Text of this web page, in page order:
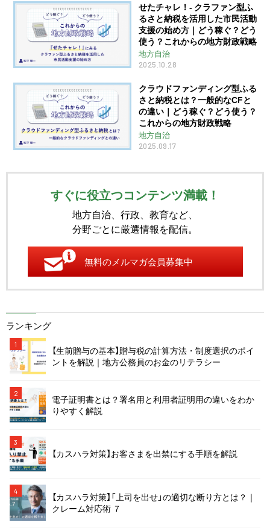
せたチャレ！- クラファン型ふ
るさと納税を活用した市民活動
支援の始め方｜どう稼ぐ？どう
使う？これからの地方財政戦略
地方自治
2025.10.28
クラウドファンディング型ふる
さと納税とは？一般的なCFと
の違い｜どう稼ぐ？どう使う？
これからの地方財政戦略
地方自治
2025.09.17
すぐに役立つコンテンツ満載！
地方自治、行政、教育など、
分野ごとに厳選情報を配信。
無料のメルマガ会員募集中
ランキング
1
【生前贈与の基本】贈与税の計算方法・制度選択のポイ
ントを解説｜地方公務員のお金のリテラシー
2
電子証明書とは？署名用と利用者証明用の違いをわか
りやすく解説
3
【カスハラ対策】お客さまを出禁にする手順を解説
4
【カスハラ対策】「上司を出せ」の適切な断り方とは？｜
クレーム対応術 ７